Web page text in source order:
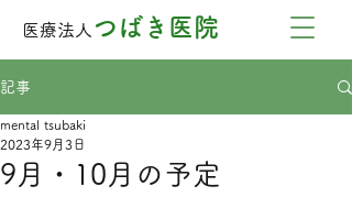
医療法人 つばき医院
記事
9月・10月の予定
mental tsubaki
2023年9月3日